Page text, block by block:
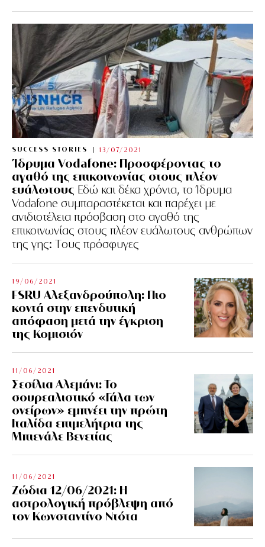
SUCCESS STORIES 13/07/2021
Ίδρυμα Vodafone: Προσφέροντας το
αγαθό της επικοινωνίας στους πλέον
ευάλωτους Εδώ και δέκα χρόνια, το Ίδρυμα
Vodafone συμπαραστέκεται και παρέχει με
ανιδιοτέλεια πρόσβαση στο αγαθό της
επικοινωνίας στους πλέον ευάλωτους ανθρώπων
της γης: Tους πρόσφυγες
19/06/2021
FSRU Αλεξανδρούπολη: Πιο
κοντά στην επενδυτική
απόφαση μετά την έγκριση
της Κομισιόν
11/06/2021
Σεσίλια Αλεμάνι: Το
σουρεαλιστικό «Γάλα των
ονείρων» εμπνέει την πρώτη
Ιταλίδα επιμελήτρια της
Μπιενάλε Βενετίας
11/06/2021
Ζώδια 12/06/2021: Η
αστρολογική πρόβλεψη από
τον Κωνσταντίνο Ντότα